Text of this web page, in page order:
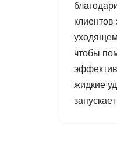
уходящем
чтобы
жидкие